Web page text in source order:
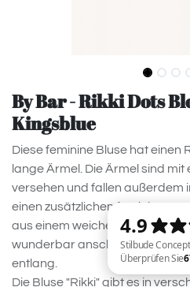
By Bar - Rikki Dots
Kingsblue
Diese feminine Bluse hat einen
lange Ärmel. Die Ärmel sind
versehen und fallen außerdem
einen zusätzlichen femininen
aus einem weichen Lyocell-Mix
wunderbar anschmiegsam
entlang.
Die Bluse "Rikki" gibt es in